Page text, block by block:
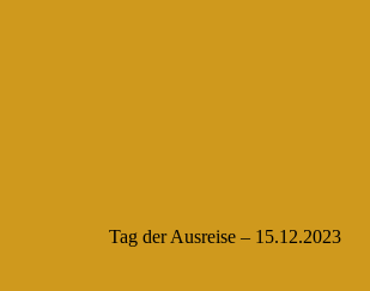
Tag der Ausreise – 15.12.2023